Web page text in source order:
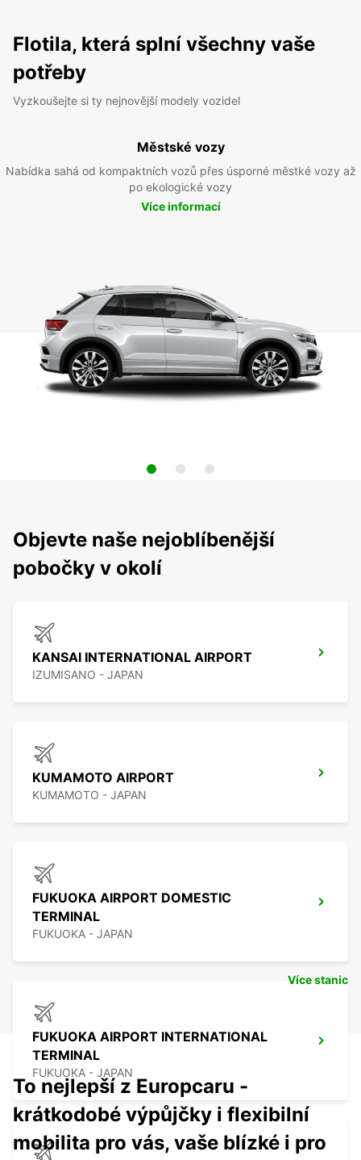
Flotila, která splní všechny vaše
potřeby
Vyzkoušejte si ty nejnovější modely vozidel
Městské vozy
Nabídka sahá od kompaktních vozů přes úsporné městké vozy až
po ekologické vozy
Více informací
Objevte naše nejoblíbenější
pobočky v okolí
KANSAI INTERNATIONAL AIRPORT
IZUMISANO - JAPAN
KUMAMOTO AIRPORT
KUMAMOTO - JAPAN
FUKUOKA AIRPORT DOMESTIC
TERMINAL
FUKUOKA - JAPAN
FUKUOKA AIRPORT INTERNATIONAL
TERMINAL
FUKUOKA - JAPAN
Více stanic
To nejlepší z Europcaru -
krátkodobé výpůjčky i flexibilní
mobilita pro vás, vaše blízké i pro